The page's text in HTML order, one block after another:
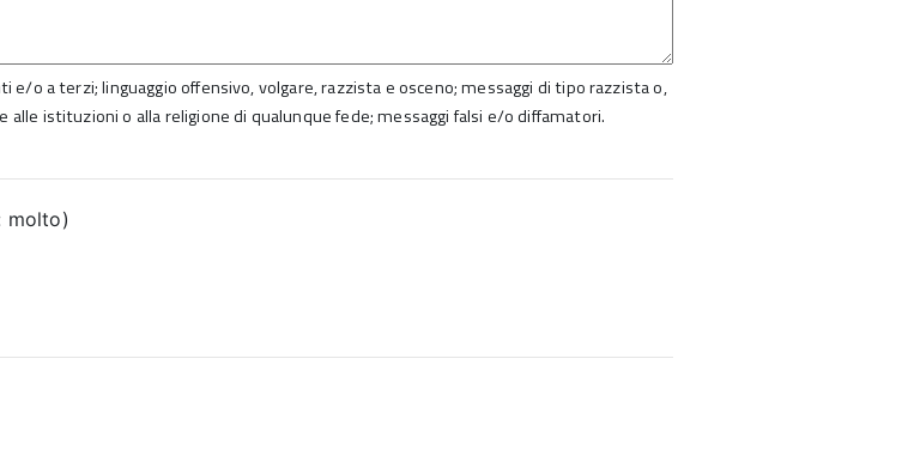
o a terzi; linguaggio offensivo, volgare, razzista e osceno; messaggi di tipo razzista o,
istituzioni o alla religione di qualunque fede; messaggi falsi e/o diffamatori.
molto)